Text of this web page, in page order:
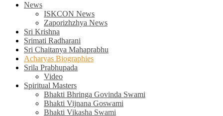
News
ISKCON News
Zaporizhzhya News
Sri Krishna
Srimati Radharani
Sri Chaitanya Mahaprabhu
Acharyas Biographies
Srila Prabhupada
Video
Spiritual Masters
Bhakti Bhringa Govinda Swami
Bhakti Vijnana Goswami
Bhakti Vikasha Swami